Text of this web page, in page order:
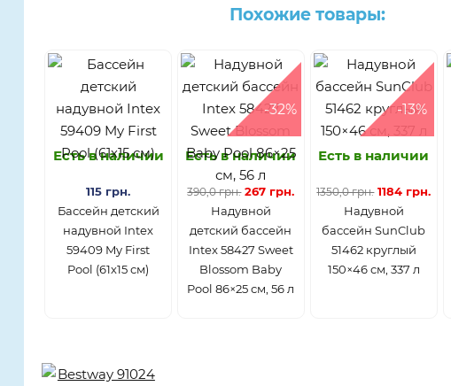
Похожие товары:
Есть в наличии
115 грн.
Бассейн детский
надувной Intex
59409 My First
Pool (61х15 см)
-32%
Есть в наличии
390,0 грн. 267 грн.
Надувной
детский бассейн
Intex 58427 Sweet
Blossom Baby
Pool 86×25 см, 56 л
-13%
Есть в наличии
1350,0 грн. 1184 грн.
Надувной
бассейн SunClub
51462 круглый
150×46 см, 337 л